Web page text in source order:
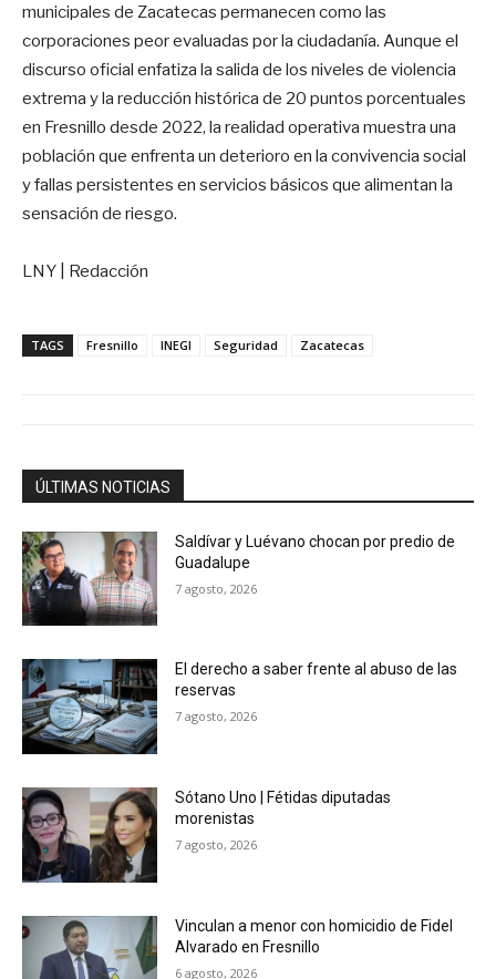
municipales de Zacatecas permanecen como las
corporaciones peor evaluadas por la ciudadanía. Aunque el
discurso oficial enfatiza la salida de los niveles de violencia
extrema y la reducción histórica de 20 puntos porcentuales
en Fresnillo desde 2022, la realidad operativa muestra una
población que enfrenta un deterioro en la convivencia social
y fallas persistentes en servicios básicos que alimentan la
sensación de riesgo.
LNY | Redacción
TAGS Fresnillo INEGI Seguridad Zacatecas
ÚLTIMAS NOTICIAS
Saldívar y Luévano chocan por predio de
Guadalupe
7 agosto, 2026
El derecho a saber frente al abuso de las
reservas
7 agosto, 2026
Sótano Uno | Fétidas diputadas
morenistas
7 agosto, 2026
Vinculan a menor con homicidio de Fidel
Alvarado en Fresnillo
6 agosto, 2026